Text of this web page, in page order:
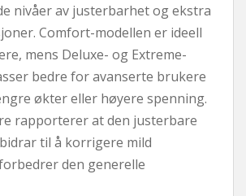
nivåer av justerbarhet og ekstra
Comfort-modellen er ideell
mens Deluxe- og Extreme-
bedre for avanserte brukere
økter eller høyere spenning.
rapporterer at den justerbare
til å korrigere mild
den generelle